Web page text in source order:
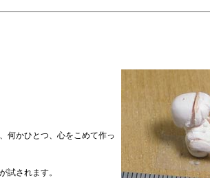
何かひとつ、心をこめて作っ
試されます。